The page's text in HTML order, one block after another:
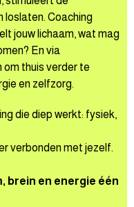
Coaching
jouw lichaam, wat mag
En via
om thuis verder te
en zelfzorg.
die diep werkt: fysiek,
verbonden met jezelf.
brein en energie één